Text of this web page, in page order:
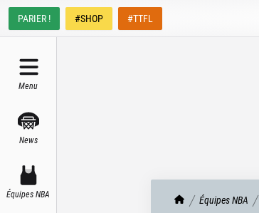
PARIER ! #SHOP #TTFL
Menu
News
Équipes NBA TrashTalk Actu NBA
Équipes NBA